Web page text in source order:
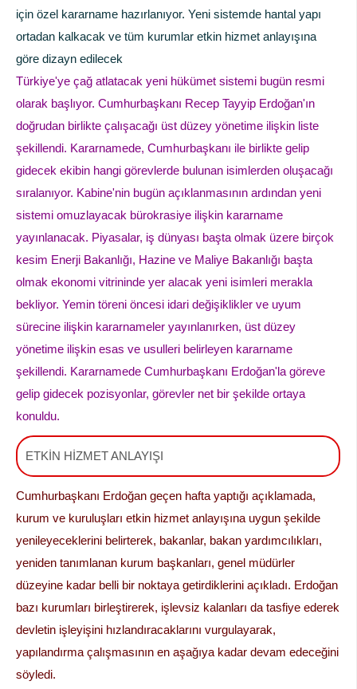
için özel kararname hazırlanıyor. Yeni sistemde hantal yapı
ortadan kalkacak ve tüm kurumlar etkin hizmet anlayışına
göre dizayn edilecek
Türkiye'ye çağ atlatacak yeni hükümet sistemi bugün resmi
olarak başlıyor. Cumhurbaşkanı Recep Tayyip Erdoğan'ın
doğrudan birlikte çalışacağı üst düzey yönetime ilişkin liste
şekillendi. Kararnamede, Cumhurbaşkanı ile birlikte gelip
gidecek ekibin hangi görevlerde bulunan isimlerden oluşacağı
sıralanıyor. Kabine'nin bugün açıklanmasının ardından yeni
sistemi omuzlayacak bürokrasiye ilişkin kararname
yayınlanacak. Piyasalar, iş dünyası başta olmak üzere birçok
kesim Enerji Bakanlığı, Hazine ve Maliye Bakanlığı başta
olmak ekonomi vitrininde yer alacak yeni isimleri merakla
bekliyor. Yemin töreni öncesi idari değişiklikler ve uyum
sürecine ilişkin kararnameler yayınlanırken, üst düzey
yönetime ilişkin esas ve usulleri belirleyen kararname
şekillendi. Kararnamede Cumhurbaşkanı Erdoğan'la göreve
gelip gidecek pozisyonlar, görevler net bir şekilde ortaya
konuldu.
ETKİN HİZMET ANLAYIŞI
Cumhurbaşkanı Erdoğan geçen hafta yaptığı açıklamada,
kurum ve kuruluşları etkin hizmet anlayışına uygun şekilde
yenileyeceklerini belirterek, bakanlar, bakan yardımcılıkları,
yeniden tanımlanan kurum başkanları, genel müdürler
düzeyine kadar belli bir noktaya getirdiklerini açıkladı. Erdoğan
bazı kurumları birleştirerek, işlevsiz kalanları da tasfiye ederek
devletin işleyişini hızlandıracaklarını vurgulayarak,
yapılandırma çalışmasının en aşağıya kadar devam edeceğini
söyledi.